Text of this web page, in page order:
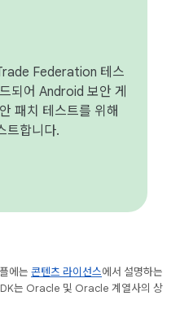
Federation 테스
되어 Android 보안 게
패치 테스트를 위해
트합니다.
에는 콘텐츠 라이선스에서 설명하는
는 Oracle 및 Oracle 계열사의 상